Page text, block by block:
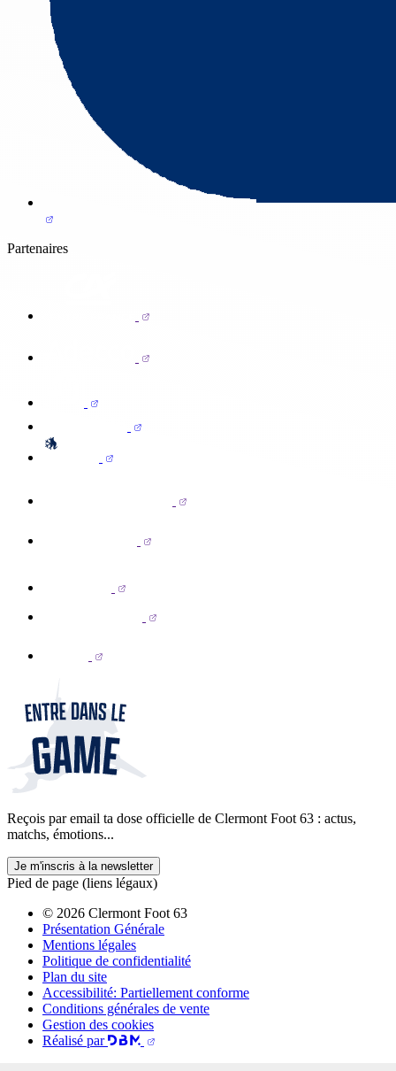
Partenaires
Reçois par email ta dose officielle de Clermont Foot 63 : actus,
matchs, émotions...
Je m'inscris à la newsletter
Pied de page (liens légaux)
© 2026 Clermont Foot 63
Présentation Générale
Mentions légales
Politique de confidentialité
Plan du site
Accessibilité: Partiellement conforme
Conditions générales de vente
Gestion des cookies
Réalisé par